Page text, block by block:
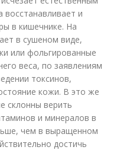
восстанавливает и
в кишечнике. На
в сушеном виде,
или фольгированные
веса, по заявлениям
токсинов,
кожи. В это же
склонны верить
и минералов в
чем в выращенном
достичь